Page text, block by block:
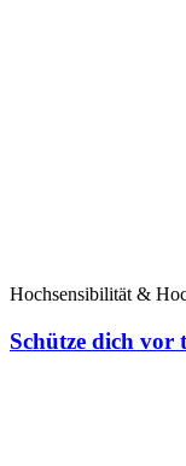
Hochsensibilität &
Schütze dich vor